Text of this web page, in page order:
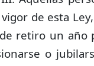
de esta
retiro un año
o